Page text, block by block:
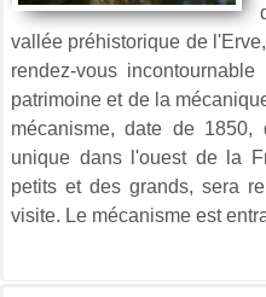
vallée préhistorique de
rendez-vous
patrimoine et de la
mécanisme, date de
unique dans l'ouest de la
petits et des grands, sera
visite. Le mécanisme est